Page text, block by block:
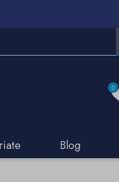
0
Blog